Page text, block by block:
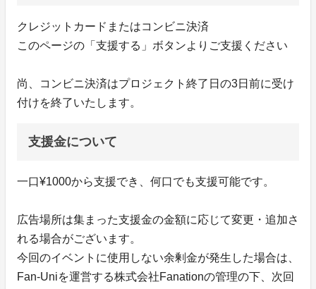
クレジットカードまたはコンビニ決済
このページの「支援する」ボタンよりご支援ください
尚、コンビニ決済はプロジェクト終了日の3日前に受け
付けを終了いたします。
支援金について
一口¥1000から支援でき、何口でも支援可能です。
広告場所は集まった支援金の金額に応じて変更・追加さ
れる場合がございます。
今回のイベントに使用しない余剰金が発生した場合は、
Fan-Uniを運営する株式会社Fanationの管理の下、次回